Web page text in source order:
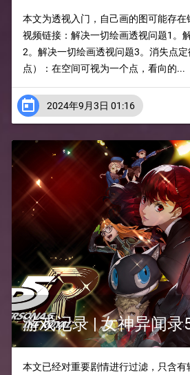
本文为透视入门，自己画的图可能存在
视频链接：解决一切绘画透视问题1。
2。解决一切绘画透视问题3。消失点
点）：在空间可视为一个点，看向的...
 2024年9月3日 01:16
游戏记录 | 女神异闻录
本文已经对重要剧情进行过滤，只含